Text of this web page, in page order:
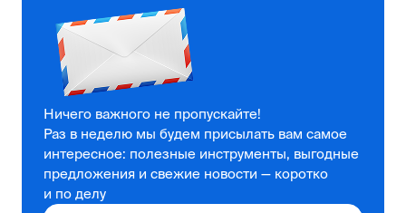
Ничего важного не пропускайте!
Раз в неделю мы будем присылать вам самое
интересное: полезные инструменты, выгодные
предложения и свежие новости — коротко
и по делу